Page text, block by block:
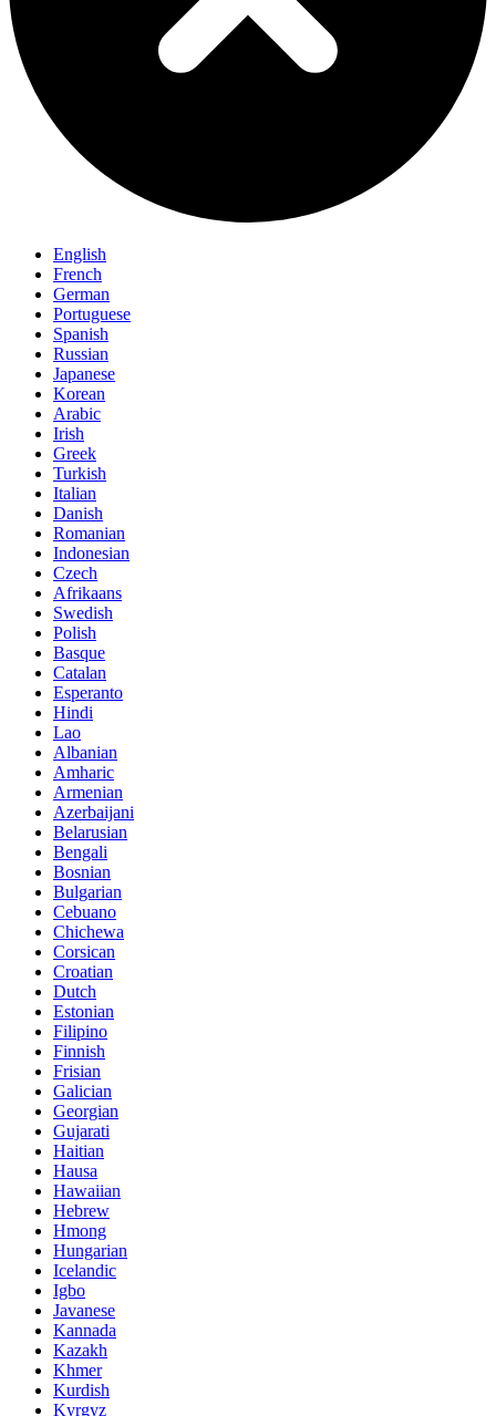
English
French
German
Portuguese
Spanish
Russian
Japanese
Korean
Arabic
Irish
Greek
Turkish
Italian
Danish
Romanian
Indonesian
Czech
Afrikaans
Swedish
Polish
Basque
Catalan
Esperanto
Hindi
Lao
Albanian
Amharic
Armenian
Azerbaijani
Belarusian
Bengali
Bosnian
Bulgarian
Cebuano
Chichewa
Corsican
Croatian
Dutch
Estonian
Filipino
Finnish
Frisian
Galician
Georgian
Gujarati
Haitian
Hausa
Hawaiian
Hebrew
Hmong
Hungarian
Icelandic
Igbo
Javanese
Kannada
Kazakh
Khmer
Kurdish
Kyrgyz